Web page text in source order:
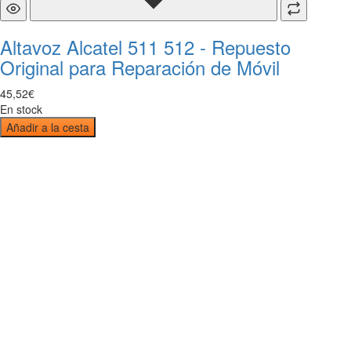
Altavoz Alcatel 511 512 - Repuesto
Original para Reparación de Móvil
45,52€
En stock
Añadir a la cesta